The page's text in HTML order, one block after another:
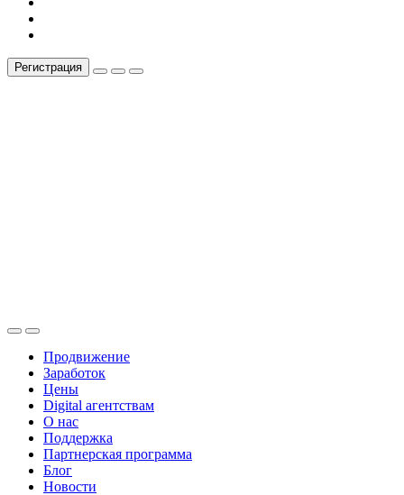
Регистрация
Продвижение
Заработок
Цены
Digital агентствам
О нас
Поддержка
Партнерская программа
Блог
Новости